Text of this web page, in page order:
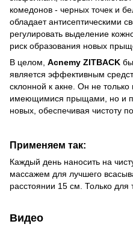
комедонов - черных точек и
обладает антисептическими
регулировать выделение
риск образования новых
В целом, Acnemy ZITBACK
является эффективным
склонной к акне. Он не только
имеющимися прыщами, но и
новых, обеспечивая чистоту
Применяем так:
Каждый день наносить на
массажем для лучшего
расстоянии 15 см. Только для
Видео